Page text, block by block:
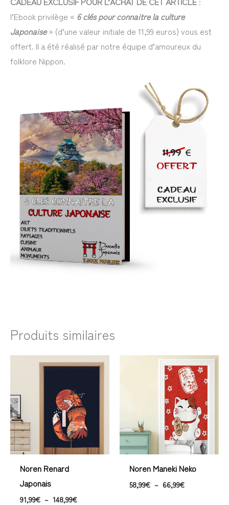
l’Ebook privilège « 6 clés pour connaitre la culture
Japonaise» (d’une valeur initiale de 11,99 euros) vous est
offert. Il a été réalisé par notre équipe d’amoureux du
folklore Nippon.
Produits similaires
Noren Renard
Japonais
91,99€ – 148,99€
de
à
148,99€
Noren Maneki Neko
58,99€ – 66,99€
Plage
de
prix :
58,99€
à
66,99€